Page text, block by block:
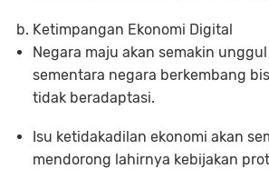
b. Ketimpangan Ekonomi Digital
Negara maju akan semakin
sementara negara berkembang
tidak beradaptasi.
Isu ketidakadilan ekonomi akan
mendorong lahirnya kebijakan